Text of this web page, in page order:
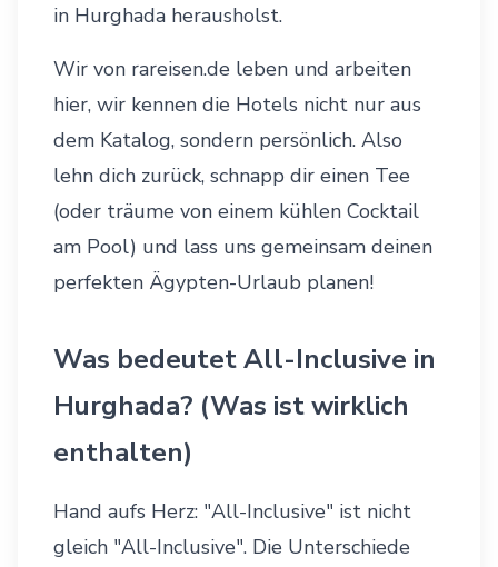
in Hurghada herausholst.
Wir von rareisen.de leben und arbeiten
hier, wir kennen die Hotels nicht nur aus
dem Katalog, sondern persönlich. Also
lehn dich zurück, schnapp dir einen Tee
(oder träume von einem kühlen Cocktail
am Pool) und lass uns gemeinsam deinen
perfekten Ägypten-Urlaub planen!
Was bedeutet All-Inclusive in
Hurghada? (Was ist wirklich
enthalten)
Hand aufs Herz: "All-Inclusive" ist nicht
gleich "All-Inclusive". Die Unterschiede